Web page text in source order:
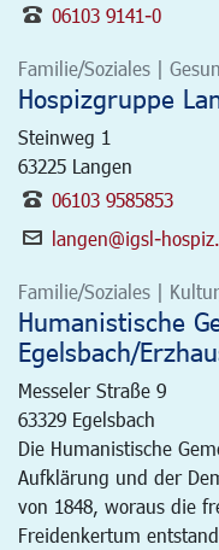
06103 9141-0
Familie/Soziales |
Hospizgruppe
Steinweg 1
63225 Langen
06103 9585853
langen@igsl-
Familie/Soziales |
Humanistische
Egelsbach/
Messeler Straße 9
63329 Egelsbach
Die Humanistische
Aufklärung und der
von 1848, woraus die
Freidenkertum